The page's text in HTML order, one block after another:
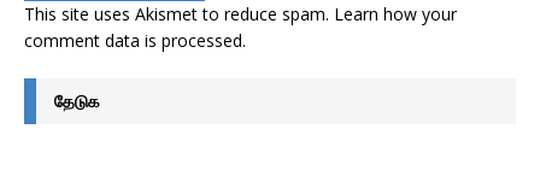
This site uses Akismet to reduce spam. Learn how your
comment data is processed.
தேடுக